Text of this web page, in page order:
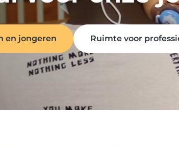
en jongeren Ruimte voor